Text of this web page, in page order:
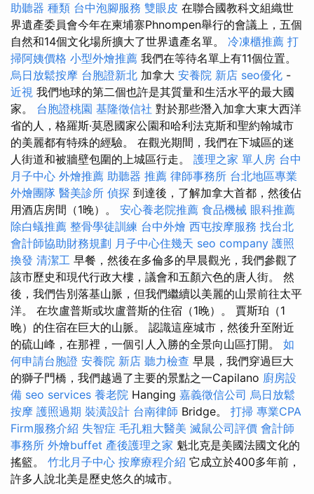
助聽器 種類 台中泡腳服務 雙眼皮 在聯合國教科文組織世
界遺產委員會今年在柬埔寨Phnompen舉行的會議上，五個
自然和14個文化場所擴大了世界遺產名單。 冷凍櫃推薦 打
掃阿姨價格 小型外燴推薦 我們在等待名單上有11個位置。
烏日放鬆按摩 台胞證新北 加拿大 安養院 新店 seo優化 -
近視 我們地球的第二個也許是其質量和生活水平的最大國
家。 台胞證桃園 基隆徵信社 對於那些潛入加拿大東大西洋
省的人，格羅斯·莫恩國家公園和哈利法克斯和聖約翰城市
的美麗都有特殊的經驗。 在觀光期間，我們在下城區的迷
人街道和被牆壁包圍的上城區行走。 護理之家 單人房 台中
月子中心 外燴推薦 助聽器 推薦 律師事務所 台北地區專業
外燴團隊 醫美診所 偵探 到達後，了解加拿大首都，然後佔
用酒店房間（1晚）。 安心養老院推薦 食品機械 眼科推薦
除白蟻推薦 整骨學徒訓練 台中外燴 西屯按摩服務 找台北
會計師協助財務規劃 月子中心住幾天 seo company 護照
換發 清潔工 早餐，然後在多倫多的早晨觀光，我們參觀了
該市歷史和現代行政大樓，議會和五顏六色的唐人街。 然
後，我們告別落基山脈，但我們繼續以美麗的山景前往太平
洋。 在坎盧普斯或坎盧普斯的住宿（1晚）。 賈斯珀（1
晚）的住宿在巨大的山脈。 認識這座城市，然後升至附近
的硫山峰，在那裡，一個引人入勝的全景向山區打開。 如
何申請台胞證 安養院 新店 聽力檢查 早晨，我們穿過巨大
的獅子門橋，我們越過了主要的景點之一Capilano 廚房設
備 seo services 養老院 Hanging 嘉義徵信公司 烏日放鬆
按摩 護照過期 裝潢設計 台南律師 Bridge。 打掃 專業CPA
Firm服務介紹 失智症 毛孔粗大醫美 滅鼠公司評價 會計師
事務所 外燴buffet 產後護理之家 魁北克是美國法國文化的
搖籃。 竹北月子中心 按摩療程介紹 它成立於400多年前，
許多人說北美是歷史悠久的城市。